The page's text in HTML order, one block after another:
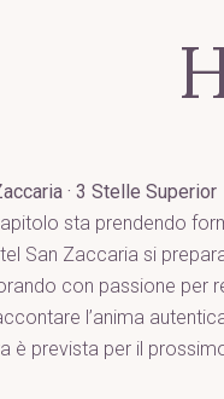
· 3 Stelle Superior
sta prendendo
San Zaccaria si
con passione per
l’anima
è prevista per il